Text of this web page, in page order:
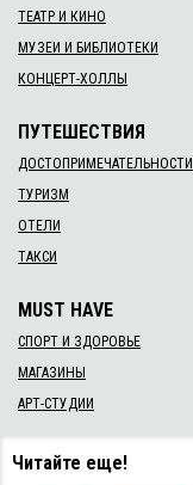
ТЕАТР И КИНО
МУЗЕИ И БИБЛИОТЕКИ
КОНЦЕРТ-ХОЛЛЫ
ПУТЕШЕСТВИЯ
ДОСТОПРИМЕЧАТЕЛЬНОСТИ
ТУРИЗМ
ОТЕЛИ
ТАКСИ
MUST HAVE
СПОРТ И ЗДОРОВЬЕ
МАГАЗИНЫ
АРТ-СТУДИИ
Читайте еще!